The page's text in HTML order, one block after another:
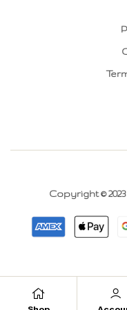
Copyright © 2023